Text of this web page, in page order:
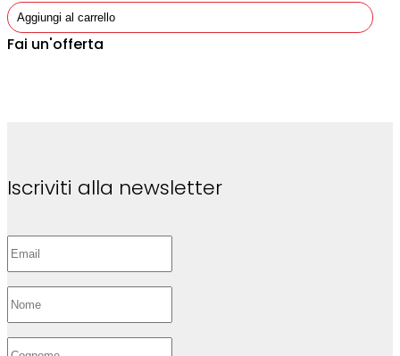
Aggiungi al carrello
Fai un'offerta
Iscriviti alla newsletter